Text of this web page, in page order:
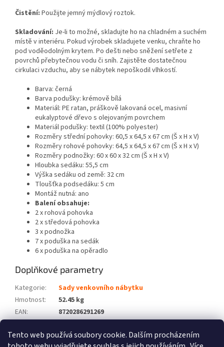
Tento web používá soubory cookie. Dalším procházením
Čistění: Použijte jemný mýdlový roztok.
Skladování: Je-li to možné, skladujte ho na chladném a suchém
místě v interiéru. Pokud výrobek skladujete venku, chraňte ho
pod voděodolným krytem. Po dešti nebo sněžení setřete z
povrchů přebytečnou vodu či sníh. Zajistěte dostatečnou
cirkulaci vzduchu, aby se nábytek nepoškodil vlhkostí.
Barva: černá
Barva podušky: krémově bílá
Materiál: PE ratan, práškově lakovaná ocel, masivní
eukalyptové dřevo s olejovaným povrchem
Materiál podušky: textil (100% polyester)
Rozměry střední pohovky: 60,5 x 64,5 x 67 cm (Š x H x V)
Rozměry rohové pohovky: 64,5 x 64,5 x 67 cm (Š x H x V)
Rozměry podnožky: 60 x 60 x 32 cm (Š x H x V)
Hloubka sedáku: 55,5 cm
Výška sedáku od země: 32 cm
Tloušťka podsedáku: 5 cm
Montáž nutná: ano
Balení obsahuje:
2 x rohová pohovka
2 x středová pohovka
3 x podnožka
7 x poduška na sedák
6 x poduška na opěradlo
Doplňkové parametry
Kategorie:
Sady venkovního nábytku
Hmotnost:
52.45 kg
EAN:
8720286291269
Počet balíků: 3